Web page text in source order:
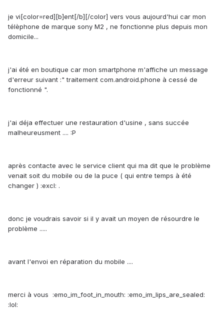
je vi[color=red][b]ent[/b][/color] vers vous aujourd'hui car mon
télèphone de marque sony M2 , ne fonctionne plus depuis mon
domicile...
j'ai été en boutique car mon smartphone m'affiche un message
d'erreur suivant :" traitement com.android.phone à cessé de
fonctionné ".
j'ai déja effectuer une restauration d'usine , sans succée
malheureusment .... :P
après contacte avec le service client qui ma dit que le problème
venait soit du mobile ou de la puce ( qui entre temps à été
changer ) :excl: .
donc je voudrais savoir si il y avait un moyen de résourdre le
problème .....
avant l'envoi en réparation du mobile ....
merci à vous :emo_im_foot_in_mouth: :emo_im_lips_are_sealed:
:lol: